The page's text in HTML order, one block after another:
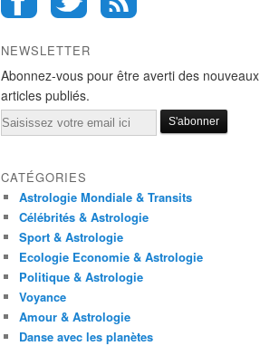
NEWSLETTER
Abonnez-vous pour être averti des nouveaux
articles publiés.
Email
CATÉGORIES
Astrologie Mondiale & Transits
Célébrités & Astrologie
Sport & Astrologie
Ecologie Economie & Astrologie
Politique & Astrologie
Voyance
Amour & Astrologie
Danse avec les planètes